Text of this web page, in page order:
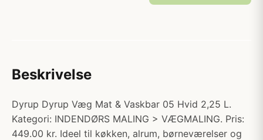
Beskrivelse
Dyrup Dyrup Væg Mat & Vaskbar 05 Hvid 2,25 L.
Kategori: INDENDØRS MALING > VÆGMALING. Pris:
449.00 kr. Ideel til køkken, alrum, børneværelser og